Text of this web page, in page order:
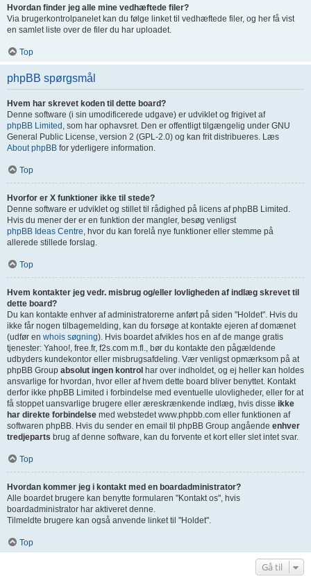
Hvordan finder jeg alle mine vedhæftede filer?
Via brugerkontrolpanelet kan du følge linket til vedhæftede filer, og her få vist
en samlet liste over de filer du har uploadet.
Top
phpBB spørgsmål
Hvem har skrevet koden til dette board?
Denne software (i sin umodificerede udgave) er udviklet og frigivet af
phpBB Limited , som har ophavsret. Den er offentligt tilgængelig under GNU
General Public License, version 2 (GPL-2.0) og kan frit distribueres. Læs
About phpBB for yderligere information.
Top
Hvorfor er X funktioner ikke til stede?
Denne software er udviklet og stillet til rådighed på licens af phpBB Limited.
Hvis du mener der er en funktion der mangler, besøg venligst
phpBB Ideas Centre, hvor du kan forelå nye funktioner eller stemme på
allerede stillede forslag.
Top
Hvem kontakter jeg vedr. misbrug og/eller lovligheden af indlæg skrevet til
dette board?
Du kan kontakte enhver af administratorerne anført på siden "Holdet". Hvis du
ikke får nogen tilbagemelding, kan du forsøge at kontakte ejeren af domænet
(udfør en whois søgning). Hvis boardet afvikles hos en af de mange gratis
tjenester: Yahoo!, free.fr, f2s.com m.fl., bør du kontakte den pågældende
udbyders kundekontor eller misbrugsafdeling. Vær venligst opmærksom på at
phpBB Group absolut ingen kontrol har over indholdet, og ej heller kan holdes
ansvarlige for hvordan, hvor eller af hvem dette board bliver benyttet. Kontakt
derfor ikke phpBB Limited i forbindelse med eventuelle ulovligheder, eller for at
få stoppet uansvarlige brugere eller æreskrænkende indlæg, hvis disse ikke
har direkte forbindelse med webstedet www.phpbb.com eller funktionen af
softwaren phpBB. Hvis du sender en email til phpBB Group angående enhver
tredjeparts brug af denne software, kan du forvente et kort eller slet intet svar.
Top
Hvordan kommer jeg i kontakt med en boardadministrator?
Alle boardet brugere kan benytte formularen "Kontakt os", hvis
boardadministrator har aktiveret denne.
Tilmeldte brugere kan også anvende linket til "Holdet".
Top
Gå til